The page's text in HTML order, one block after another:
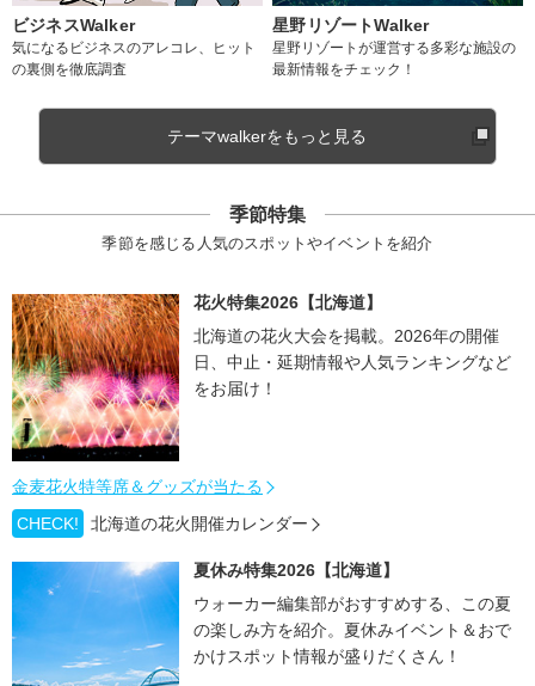
ビジネスWalker
気になるビジネスのアレコレ、ヒット
の裏側を徹底調査
星野リゾートWalker
星野リゾートが運営する多彩な施設の
最新情報をチェック！
テーマwalkerをもっと見る
季節特集
季節を感じる人気のスポットやイベントを紹介
花火特集2026【北海道】
北海道の花火大会を掲載。2026年の開催
日、中止・延期情報や人気ランキングなど
をお届け！
金麦花火特等席＆グッズが当たる
CHECK!
北海道の花火開催カレンダー
夏休み特集2026【北海道】
ウォーカー編集部がおすすめする、この夏
の楽しみ方を紹介。夏休みイベント＆おで
かけスポット情報が盛りだくさん！